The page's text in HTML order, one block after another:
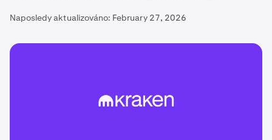
Naposledy aktualizováno: February 27, 2026